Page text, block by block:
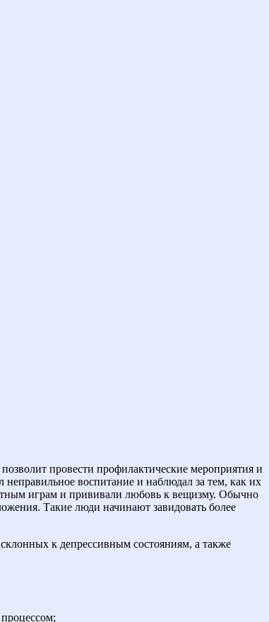
провести профилактические мероприятия и
неправильное воспитание и наблюдал за тем, как их
играм и прививали любовь к вещизму. Обычно
Такие люди начинают завидовать более
к депрессивным состояниям, а также